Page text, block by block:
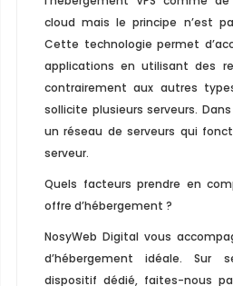
cloud mais le principe n’est
Cette technologie permet
applications en utilisant des
contrairement aux autres
sollicite plusieurs serveurs.
un réseau de serveurs qui
serveur.
Quels facteurs prendre en
offre d’hébergement ?
NosyWeb Digital vous
d’hébergement idéale. Sur
dispositif dédié, faites-nous